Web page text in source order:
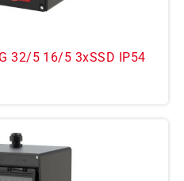
32/5 16/5 3xSSD IP54